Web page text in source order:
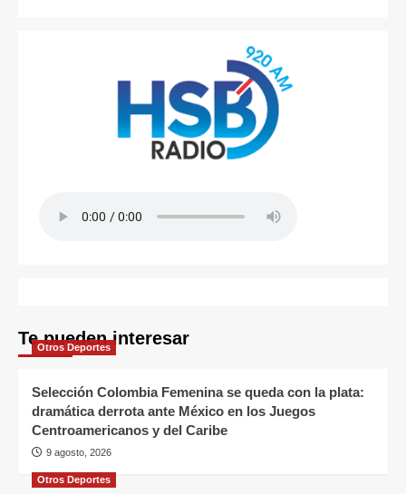
Te pueden interesar
Otros Deportes
Selección Colombia Femenina se queda con la plata:
dramática derrota ante México en los Juegos
Centroamericanos y del Caribe
9 agosto, 2026
Otros Deportes